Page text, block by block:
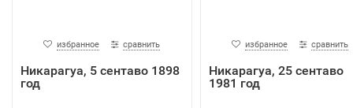
избранное сравнить
Никарагуа, 5 сентаво 1898
год
избранное сравнить
Никарагуа, 25 сентаво
1981 год